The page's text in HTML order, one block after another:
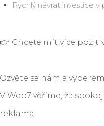
Rychlý návrat investice
👉 Chcete mít více
Ozvěte se nám a
V Web7 věříme, že
reklama.